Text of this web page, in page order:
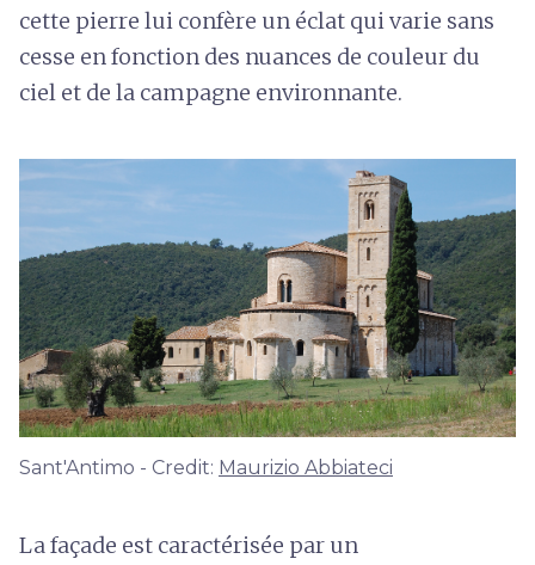
cette pierre lui confère un éclat qui varie sans
cesse en fonction des nuances de couleur du
ciel et de la campagne environnante.
Sant'Antimo - Credit: Maurizio Abbiateci
La façade est caractérisée par un